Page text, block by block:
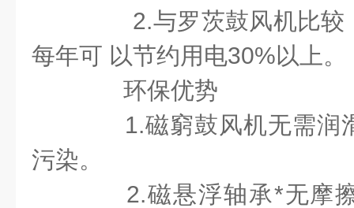
2.与罗茨鼓风机比较
每年可 以节约用电30%以上。
环保优势
1.磁窮鼓风机无需润
污染。
2.磁悬浮轴承*无摩擦